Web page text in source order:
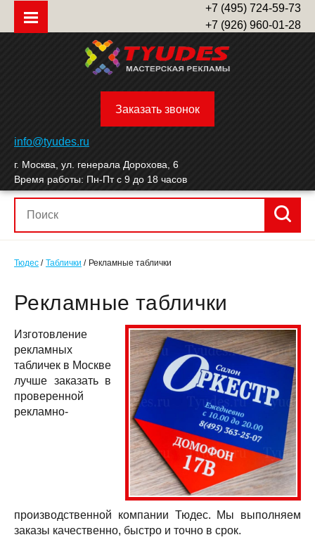
+7 (495) 724-59-73
+7 (926) 960-01-28
Заказать звонок
info@tyudes.ru
г. Москва, ул. генерала Дорохова, 6
Время работы: Пн-Пт с 9 до 18 часов
Тюдес Таблички Рекламные таблички
Рек­ламные таб­лички
Изготовление
рекламных
табличек в Москве
лучше заказать в
проверенной
рекламно-
производственной компании Тюдес. Мы выполняем
заказы качественно, быстро и точно в срок.